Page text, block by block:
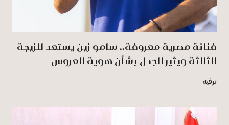
فنانة مصرية معروفة.. سامو زين يستعد للزيجة
الثالثة ويثير الجدل بشأن هوية العروس
ترفيه